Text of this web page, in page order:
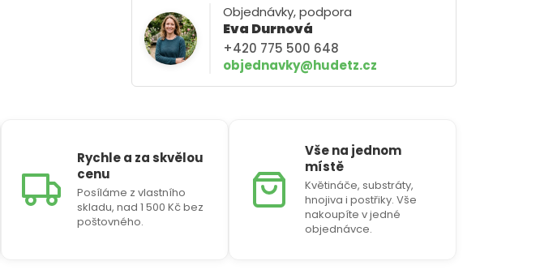
Objednávky, podpora
Eva Durnová
+420 775 500 648
objednavky@hudetz.cz
Rychle a za skvělou
cenu
Posíláme z vlastního
skladu, nad 1 500 Kč bez
poštovného.
Vše na jednom
místě
Květináče, substráty,
hnojiva i postřiky. Vše
nakoupíte v jedné
objednávce.